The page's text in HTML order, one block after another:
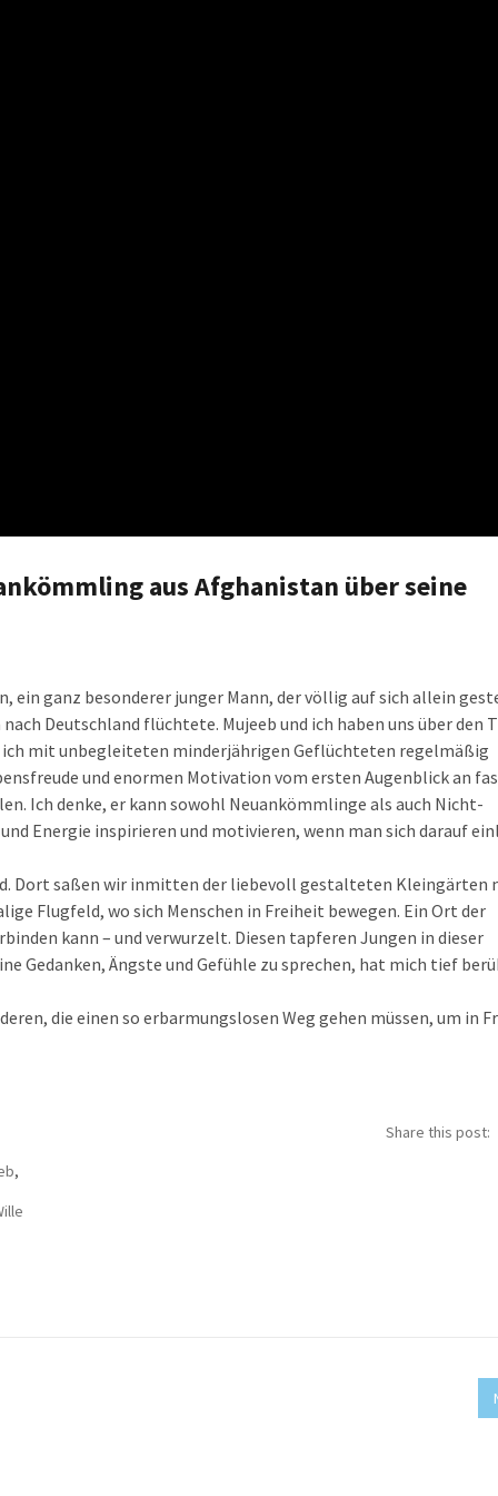
aus Afghanistan über seine
ein ganz besonderer junger Mann, der völlig auf sich allein
Deutschland flüchtete. Mujeeb und ich haben uns über den
mit unbegleiteten minderjährigen Geflüchteten regelmäßig
und enormen Motivation vom ersten Augenblick an
Ich denke, er kann sowohl Neuankömmlinge als auch Nicht-
Energie inspirieren und motivieren, wenn man sich darauf
Dort saßen wir inmitten der liebevoll gestalteten Kleingärten
Flugfeld, wo sich Menschen in Freiheit bewegen. Ein Ort der
kann – und verwurzelt. Diesen tapferen Jungen in dieser
Gedanken, Ängste und Gefühle zu sprechen, hat mich tief
die einen so erbarmungslosen Weg gehen müssen, um in
,
Share this post: